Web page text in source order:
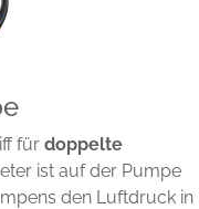
für doppelte
ist auf der Pumpe
den Luftdruck in